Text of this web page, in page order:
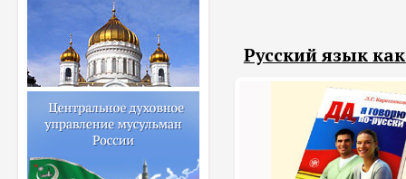
Русский язык